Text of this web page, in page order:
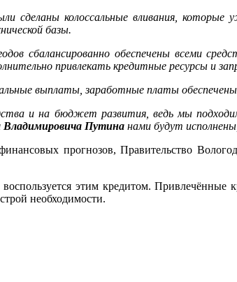
сделаны колоссальные вливания,
базы.
сбалансированно обеспечены всеми
привлекать кредитные ресурсы и
выплаты, заработные платы
и на бюджет развития, ведь мы
Владимировича Путина нами будут исполнены,
прогнозов, Правительство
этим кредитом.
необходимости.